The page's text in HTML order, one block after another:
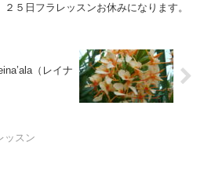
２５日フラレッスンお休みになります。
（レイナ
スン